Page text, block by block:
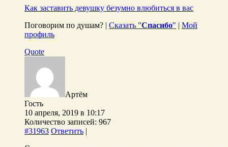
Как заставить девушку безумно влюбиться в вас
Поговорим по душам? | Сказать "Спасибо" | Мой
профиль
Quote
Артём
Гость
10 апреля, 2019 в 10:17
Количество записей: 967
#31963 Ответить |